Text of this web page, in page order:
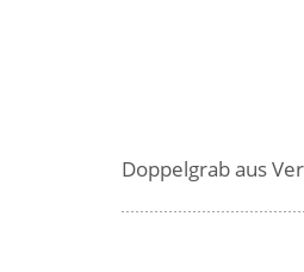
Doppelgrab aus